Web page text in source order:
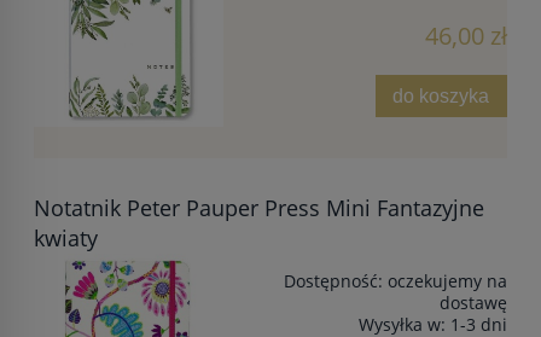
46,00 zł
do koszyka
Notatnik Peter Pauper Press Mini Fantazyjne
kwiaty
Dostępność: oczekujemy na
dostawę
Wysyłka w: 1-3 dni